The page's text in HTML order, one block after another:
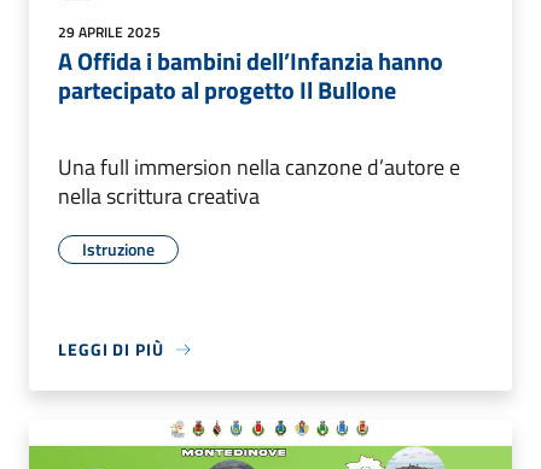
29 APRILE 2025
A Offida i bambini dell’Infanzia hanno
partecipato al progetto Il Bullone
Una full immersion nella canzone d’autore e
nella scrittura creativa
Istruzione
LEGGI DI PIÙ